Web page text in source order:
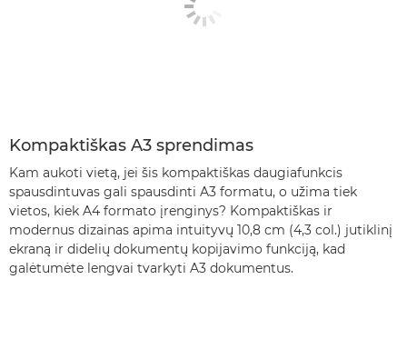
Kompaktiškas A3 sprendimas
Kam aukoti vietą, jei šis kompaktiškas daugiafunkcis
spausdintuvas gali spausdinti A3 formatu, o užima tiek
vietos, kiek A4 formato įrenginys? Kompaktiškas ir
modernus dizainas apima intuityvų 10,8 cm (4,3 col.) jutiklinį
ekraną ir didelių dokumentų kopijavimo funkciją, kad
galėtumėte lengvai tvarkyti A3 dokumentus.